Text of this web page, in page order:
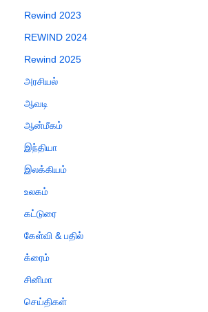
Rewind 2023
REWIND 2024
Rewind 2025
அரசியல்
ஆவடி
ஆன்மீகம்
இந்தியா
இலக்கியம்
உலகம்
கட்டுரை
கேள்வி & பதில்
க்ரைம்
சினிமா
செய்திகள்